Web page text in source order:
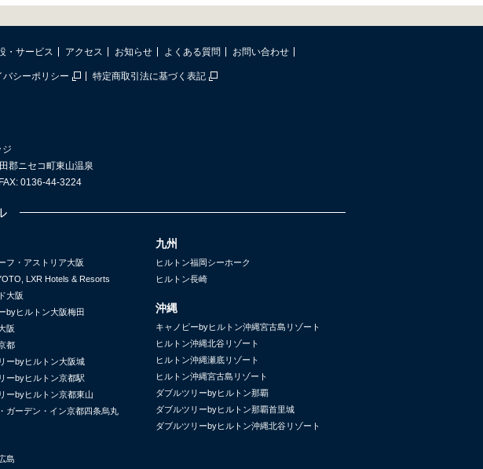
・サービス アクセス お知らせ よくある質問 お問い合わせ
バシーポリシー 特定商取引法に基づく表記
ジ
郡ニセコ町東山温泉
0136-44-3224
フ・アストリア大阪
LXR Hotels & Resorts
大阪
byヒルトン大阪梅田
阪
都
ーbyヒルトン大阪城
ーbyヒルトン京都駅
ーbyヒルトン京都東山
ガーデン・イン京都四条烏丸
島
九州
ヒルトン福岡シーホーク
ヒルトン長崎
沖縄
キャノピーbyヒルトン沖縄宮古島リゾート
ヒルトン沖縄北谷リゾート
ヒルトン沖縄瀬底リゾート
ヒルトン沖縄宮古島リゾート
ダブルツリーbyヒルトン那覇
ダブルツリーbyヒルトン那覇首里城
ダブルツリーbyヒルトン沖縄北谷リゾート